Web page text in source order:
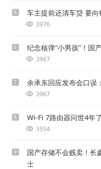
5 车主提前还清车贷 要
3976
6 纪念核弹“小男孩”！国
3967
7 余承东回应发布会口误
3967
8 Wi-Fi 7路由器问世4年
3554
9
国产存储不会贱卖！长
士